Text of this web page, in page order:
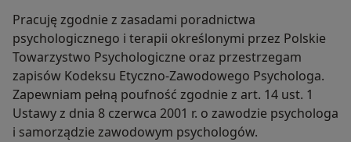
Pracuję zgodnie z zasadami poradnictwa
psychologicznego i terapii określonymi przez Polskie
Towarzystwo Psychologiczne oraz przestrzegam
zapisów Kodeksu Etyczno-Zawodowego Psychologa.
Zapewniam pełną poufność zgodnie z art. 14 ust. 1
Ustawy z dnia 8 czerwca 2001 r. o zawodzie psychologa
i samorządzie zawodowym psychologów.